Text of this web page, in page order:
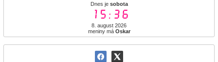
Dnes je sobota
15:36
8. august 2026
meniny má Oskar